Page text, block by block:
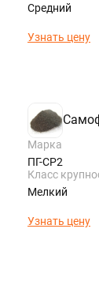
Средний
Узнать цену
Марка
ПГ-СР2
Класс
Мелкий
Узнать цену